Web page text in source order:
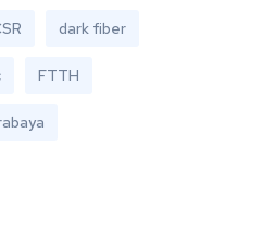
dark fiber
FTTH